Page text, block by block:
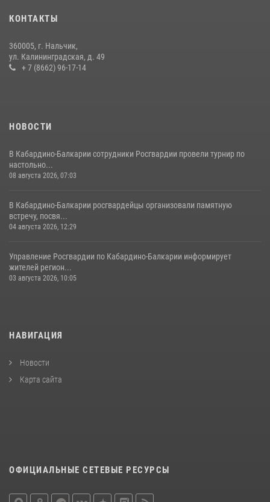
В Кабардино-Балкарии росгвардейцы организовали памятную
встречу, посвященную генералу армии Ивану Яковлеву
КОНТАКТЫ
360005, г. Нальчик,
ул. Калининградская, д. 49
+ 7 (8662) 96-17-14
НОВОСТИ
В Кабардино-Балкарии сотрудники Росгвардии провели турнир по
настольно...
08 августа 2026, 07:03
В Кабардино-Балкарии росгвардейцы организовали памятную
встречу, посвя...
04 августа 2026, 12:29
Управление Росгвардии по Кабардино-Балкарии информирует
жителей регион...
03 августа 2026, 10:05
НАВИГАЦИЯ
Новости
Карта сайта
ОФИЦИАЛЬНЫЕ СЕТЕВЫЕ РЕСУРСЫ